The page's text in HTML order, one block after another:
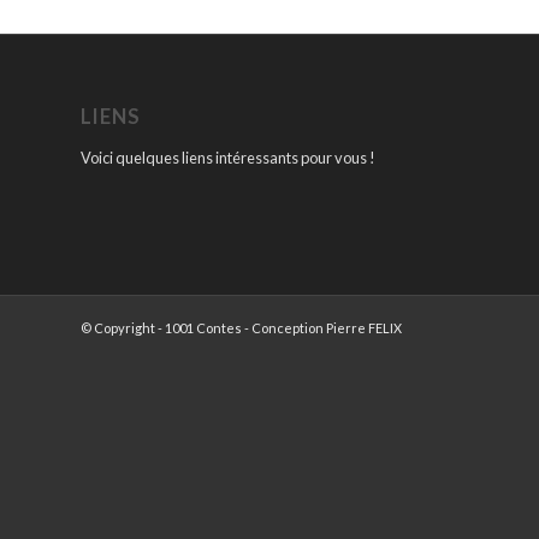
LIENS
Voici quelques liens intéressants pour vous !
© Copyright - 1001 Contes - Conception Pierre FELIX